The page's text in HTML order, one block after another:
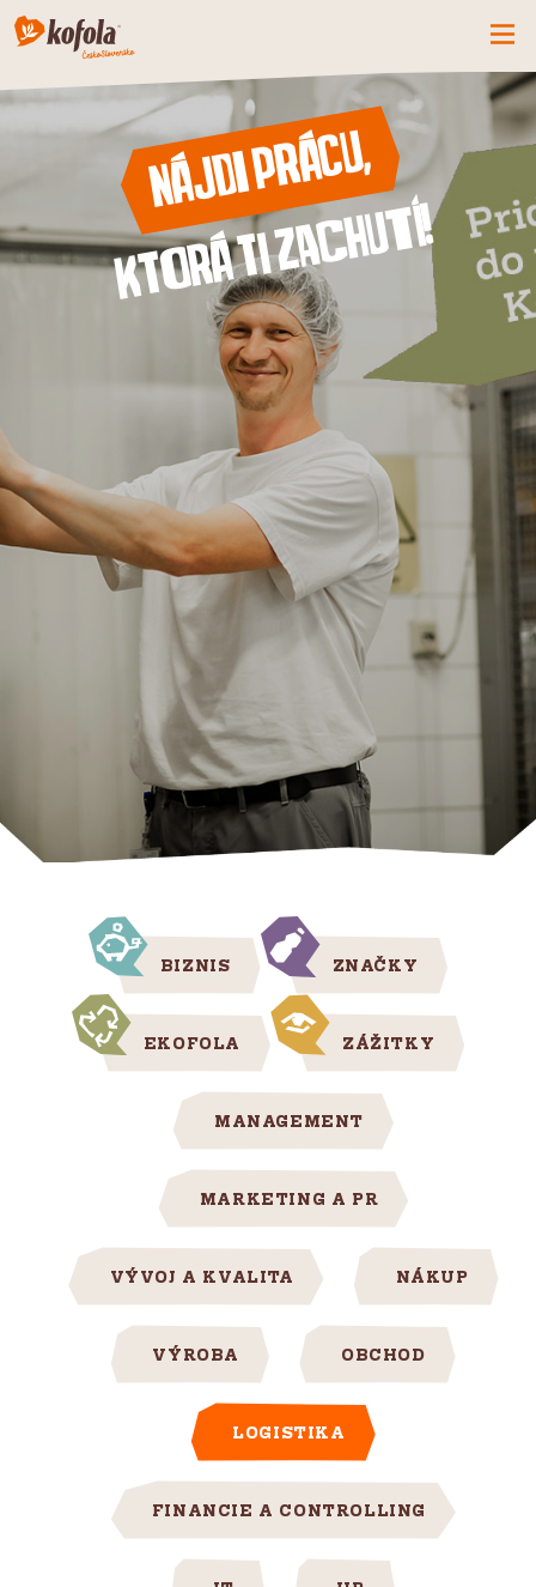
ČO MÁME NOVÉ
SPOZNAJ FIRMU
KOFOLA
PRODUKTY
PRIDAJ SA K NÁM
BUĎME PARŤÁCI
KONTAKTY
CZ SK
Nájdi prácu,
ktorá ti zachutí!
BIZNIS ZNAČKY
EKOFOLA ZÁŽITKY
MANAGEMENT
MARKETING A PR
VÝVOJ A KVALITA NÁKUP
VÝROBA OBCHOD
LOGISTIKA
FINANCIE A CONTROLLING